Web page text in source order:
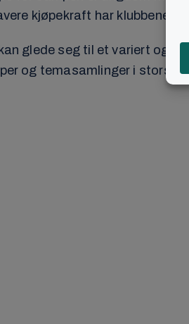
kjøpekraft har klubbene
glede seg til et variert og
og temasamlinger i